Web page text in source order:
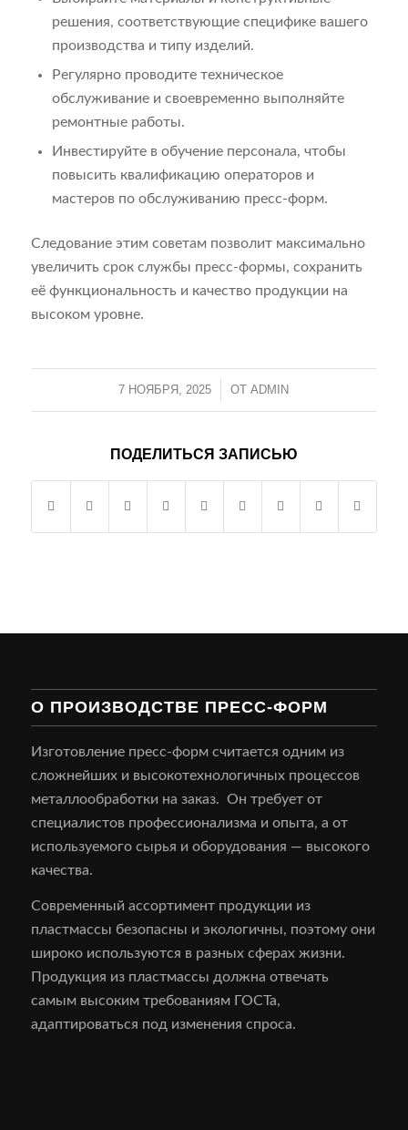
решения, соответствующие специфике вашего
производства и типу изделий.
Регулярно проводите техническое
обслуживание и своевременно выполняйте
ремонтные работы.
Инвестируйте в обучение персонала, чтобы
повысить квалификацию операторов и
мастеров по обслуживанию пресс-форм.
Следование этим советам позволит максимально
увеличить срок службы пресс-формы, сохранить
её функциональность и качество продукции на
высоком уровне.
7 НОЯБРЯ, 2025
/ ОТADMIN
ПОДЕЛИТЬСЯ ЗАПИСЬЮ
О ПРОИЗВОДСТВЕ ПРЕСС-ФОРМ
Изготовление пресс-форм считается одним из
сложнейших и высокотехнологичных процессов
металлообработки на заказ. Он требует от
специалистов профессионализма и опыта, а от
используемого сырья и оборудования — высокого
качества.
Современный ассортимент продукции из
пластмассы безопасны и экологичны, поэтому они
широко используются в разных сферах жизни.
Продукция из пластмассы должна отвечать
самым высоким требованиям ГОСТа,
адаптироваться под изменения спроса.